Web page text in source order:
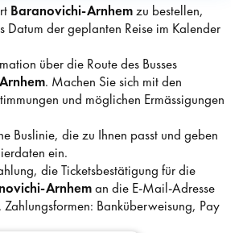
Baranovichi-Arnhemzu bestellen,
Datum der geplanten Reise im Kalender
über die Route des Busses
. Machen Sie sich mit den
und möglichen Ermässigungen
Buslinie, die zu Ihnen passt und geben
ein.
die Ticketsbestätigung für die
Arnheman die E-Mail-Adresse
Banküberweisung, Pay